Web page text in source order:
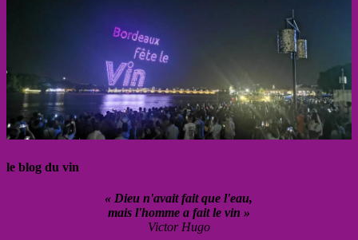
le blog du vin
« Dieu n'avait fait que l'eau,
mais l'homme a fait le vin »
Victor Hugo